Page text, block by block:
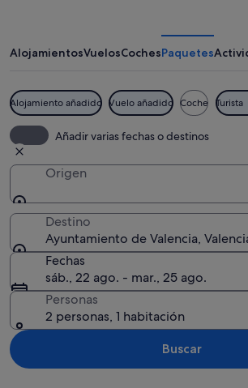
AlojamientosVuelosCochesPaquetes
Alojamiento añadido Vuelo añadido Coche Turista
Añadir varias fechas o destinos
Origen
Destino
Ayuntamiento de Valencia,
Fechas
sáb., 22 ago. - mar., 25 ago.
Personas
2 personas, 1 habitación
Buscar